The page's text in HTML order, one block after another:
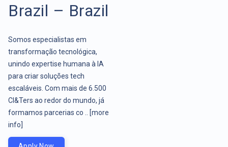
Brazil – Brazil
Somos especialistas em
transformação tecnológica,
unindo expertise humana à IA
para criar soluções tech
escaláveis. Com mais de 6.500
CI&Ters ao redor do mundo, já
formamos parcerias co ..
[more
info]